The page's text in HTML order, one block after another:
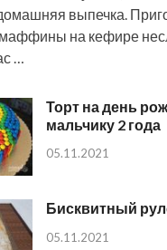
выпечка.
на кефире
…
Торт на день
мальчику 2 года
05.11.2021
Бисквитный
05.11.2021